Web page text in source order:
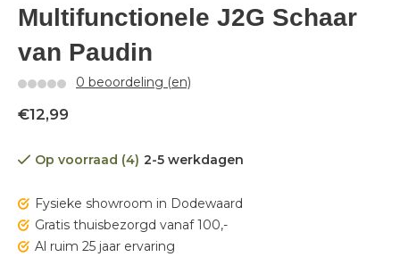
Multifunctionele J2G Schaar
van Paudin
0 beoordeling (en)
€12,99
Op voorraad (4) 2-5 werkdagen
Fysieke showroom in Dodewaard
Gratis thuisbezorgd vanaf 100,-
Al ruim 25 jaar ervaring